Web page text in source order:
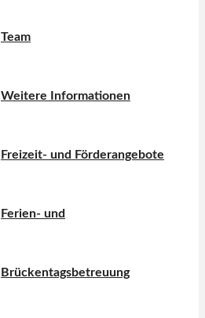
Team
Weitere Informationen
Freizeit- und Förderangebote
Ferien- und
Brückentagsbetreuung